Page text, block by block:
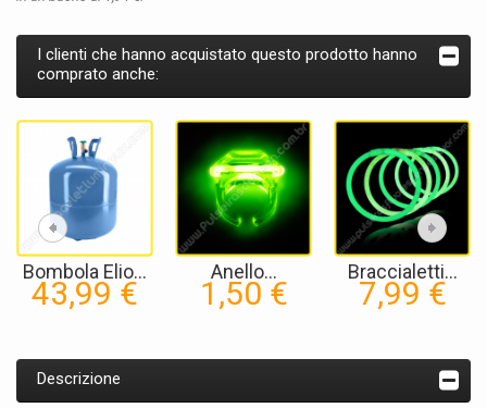
I clienti che hanno acquistato questo prodotto hanno
comprato anche:
Bombola Elio...
43,99 €
Anello...
1,50 €
Braccialetti...
7,99 €
Descrizione